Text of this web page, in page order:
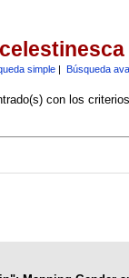
simple| Búsqueda
con los